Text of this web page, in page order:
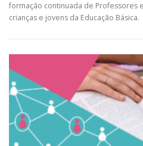
formação continuada de Professores
crianças e jovens da Educação Básica.